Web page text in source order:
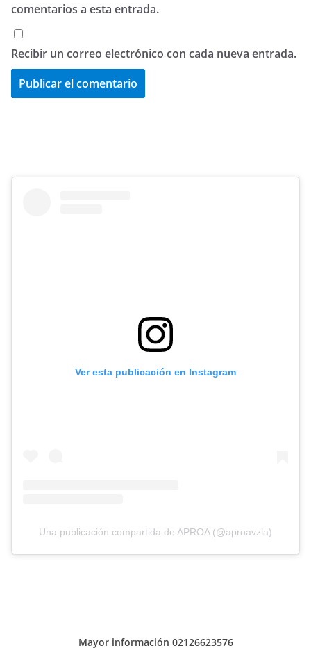
comentarios a esta entrada.
Recibir un correo electrónico con cada nueva entrada.
Ver esta publicación en Instagram
Una publicación compartida de APROA (@aproavzla)
Mayor información 02126623576